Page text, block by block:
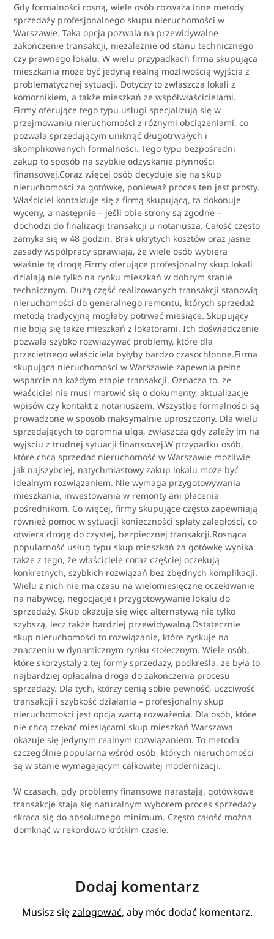
Gdy formalności rosną, wiele osób rozważa inne metody
sprzedaży profesjonalnego skupu nieruchomości w
Warszawie. Taka opcja pozwala na przewidywalne
zakończenie transakcji, niezależnie od stanu technicznego
czy prawnego lokalu. W wielu przypadkach firma skupująca
mieszkania może być jedyną realną możliwością wyjścia z
problematycznej sytuacji. Dotyczy to zwłaszcza lokali z
komornikiem, a także mieszkań ze współwłaścicielami.
Firmy oferujące tego typu usługi specjalizują się w
przejmowaniu nieruchomości z różnymi obciążeniami, co
pozwala sprzedającym uniknąć długotrwałych i
skomplikowanych formalności. Tego typu bezpośredni
zakup to sposób na szybkie odzyskanie płynności
finansowej.Coraz więcej osób decyduje się na skup
nieruchomości za gotówkę, ponieważ proces ten jest prosty.
Właściciel kontaktuje się z firmą skupującą, ta dokonuje
wyceny, a następnie – jeśli obie strony są zgodne –
dochodzi do finalizacji transakcji u notariusza. Całość często
zamyka się w 48 godzin. Brak ukrytych kosztów oraz jasne
zasady współpracy sprawiają, że wiele osób wybiera
właśnie tę drogę.Firmy oferujące profesjonalny skup lokali
działają nie tylko na rynku mieszkań w dobrym stanie
technicznym. Dużą część realizowanych transakcji stanowią
nieruchomości do generalnego remontu, których sprzedaż
metodą tradycyjną mogłaby potrwać miesiące. Skupujący
nie boją się także mieszkań z lokatorami. Ich doświadczenie
pozwala szybko rozwiązywać problemy, które dla
przeciętnego właściciela byłyby bardzo czasochłonne.Firma
skupująca nieruchomości w Warszawie zapewnia pełne
wsparcie na każdym etapie transakcji. Oznacza to, że
właściciel nie musi martwić się o dokumenty, aktualizacje
wpisów czy kontakt z notariuszem. Wszystkie formalności są
prowadzone w sposób maksymalnie uproszczony. Dla wielu
sprzedających to ogromna ulga, zwłaszcza gdy zależy im na
wyjściu z trudnej sytuacji finansowej.W przypadku osób,
które chcą sprzedać nieruchomość w Warszawie możliwie
jak najszybciej, natychmiastowy zakup lokalu może być
idealnym rozwiązaniem. Nie wymaga przygotowywania
mieszkania, inwestowania w remonty ani płacenia
pośrednikom. Co więcej, firmy skupujące często zapewniają
również pomoc w sytuacji konieczności spłaty zaległości, co
otwiera drogę do czystej, bezpiecznej transakcji.Rosnąca
popularność usług typu skup mieszkań za gotówkę wynika
także z tego, że właściciele coraz częściej oczekują
konkretnych, szybkich rozwiązań bez zbędnych komplikacji.
Wielu z nich nie ma czasu na wielomiesięczne oczekiwanie
na nabywcę, negocjacje i przygotowywanie lokalu do
sprzedaży. Skup okazuje się więc alternatywą nie tylko
szybszą, lecz także bardziej przewidywalną.Ostatecznie
skup nieruchomości to rozwiązanie, które zyskuje na
znaczeniu w dynamicznym rynku stołecznym. Wiele osób,
które skorzystały z tej formy sprzedaży, podkreśla, że była to
najbardziej opłacalna droga do zakończenia procesu
sprzedaży. Dla tych, którzy cenią sobie pewność, uczciwość
transakcji i szybkość działania – profesjonalny skup
nieruchomości jest opcją wartą rozważenia. Dla osób, które
nie chcą czekać miesiącami skup mieszkań Warszawa
okazuje się jedynym realnym rozwiązaniem. To metoda
szczególnie popularna wśród osób, których nieruchomości
są w stanie wymagającym całkowitej modernizacji.
W czasach, gdy problemy finansowe narastają, gotówkowe
transakcje stają się naturalnym wyborem proces sprzedaży
skraca się do absolutnego minimum. Często całość można
domknąć w rekordowo krótkim czasie.
Dodaj komentarz
Musisz sięzalogować, aby móc dodać komentarz.